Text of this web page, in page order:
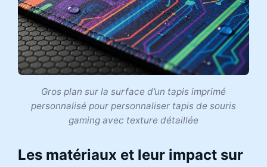
Gros plan sur la surface d’un tapis imprimé
personnalisé pour personnaliser tapis de souris
gaming avec texture détaillée
Les matériaux et leur impact sur